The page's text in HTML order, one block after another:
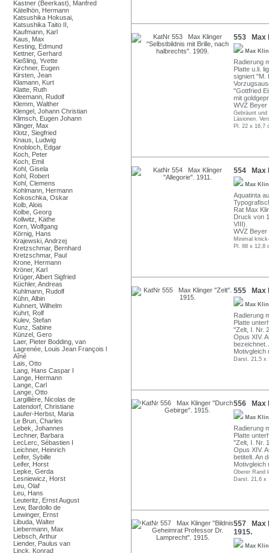
Kastner (Beerkast), Manfred
Kätelhön, Hermann
Katsushika Hokusai,
Katsushika Taito II,
Kaufmann, Karl
Kaus, Max
Kesting, Edmund
Kettner, Gerhard
Kießling, Yvette
Kirchner, Eugen
Kirsten, Jean
Klamann, Kurt
Klatte, Ruth
Kleemann, Rudolf
Klemm, Walther
Klengel, Johann Christian
Klimsch, Eugen Johann
Klinger, Max
Klotz, Siegfried
Knaus, Ludwig
Knobloch, Edgar
Koch, Peter
Koch, Emil
Kohl, Gisela
Kohl, Robert
Kohl, Clemens
Kohlmann, Hermann
Kokoschka, Oskar
Kolb, Alois
Kolbe, Georg
Kollwitz, Käthe
Korn, Wolfgang
Körnig, Hans
Krajewski, Andrzej
Kretzschmar, Bernhard
Kretzschmar, Paul
Krone, Hermann
Kröner, Karl
Krüger, Albert Sigfried
Küchler, Andreas
Kuhlmann, Rudolf
Kühn, Albin
Kuhnert, Wilhelm
Kuhrt, Rolf
Kulev, Stefan
Kunz, Sabine
Künzel, Gero
Laer, Pieter Bodding, van
Lagrenée, Louis Jean François l
Aîné
Lais, Otto
Lang, Hans Caspar I
Lange, Hermann
Lange, Carl
Lange, Otto
Largillière, Nicolas de
Latendorf, Christiane
Laufer-Herbst, Maria
Le Brun, Charles
Lebek, Johannes
Lechner, Barbara
LecLerc, Sébastien I
Leichner, Heinrich
Leifer, Sybille
Leifer, Horst
Lepke, Gerda
Lesniewicz, Horst
Leu, Olaf
Leu, Hans
Leuteritz, Ernst August
Lew, Bardollo de
Lewinger, Ernst
Libuda, Walter
Liebermann, Max
Liebsch, Arthur
Liender, Paulus van
Linck, Konrad
553 Max
Max
Radierung
Platte u.li.
signiert "M.
"Gottfried
mit
WVZ Beyer
Gebräunt
Läsionen.
Pl. 22 x 16,7
554 Max
Max
Aquatinta
Rat Max
Druck von
VIII).
WVZ Beyer
Minimal
Pl. 88 x 12,8
555 Max
Max
Radierung
Platte
"Zelt, I. Nr.
Opus XIV.
bezeichnet.
Motivgleich
Darst. 21,5 x
556 Max
Max
Radierung
Platte
"Zelt, I. Nr.
Opus XIV.
betitelt. An
Motivgleich
Oberer Rand
Darst. 21,6 x
557 Max
1915.
Max